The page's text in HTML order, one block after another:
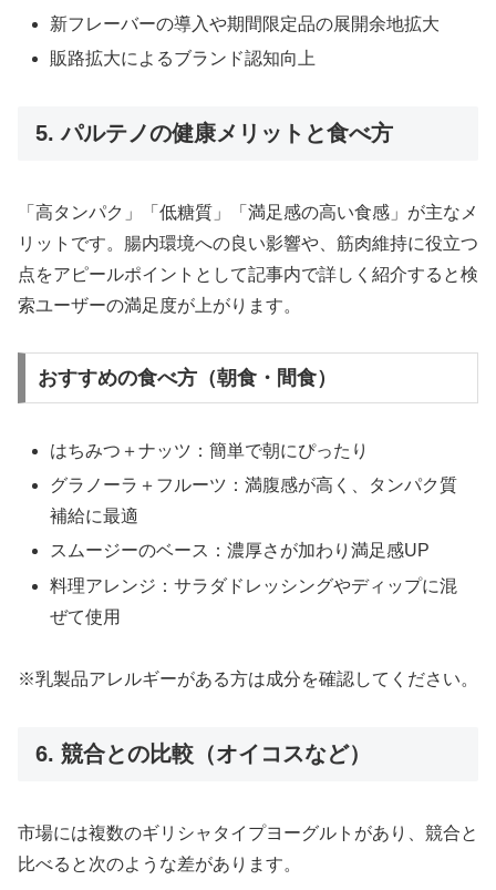
新フレーバーの導入や期間限定品の展開余地拡大
販路拡大によるブランド認知向上
5. パルテノの健康メリットと食べ方
「高タンパク」「低糖質」「満足感の高い食感」が主なメ
リットです。腸内環境への良い影響や、筋肉維持に役立つ
点をアピールポイントとして記事内で詳しく紹介すると検
索ユーザーの満足度が上がります。
おすすめの食べ方（朝食・間食）
はちみつ＋ナッツ：簡単で朝にぴったり
グラノーラ＋フルーツ：満腹感が高く、タンパク質
補給に最適
スムージーのベース：濃厚さが加わり満足感UP
料理アレンジ：サラダドレッシングやディップに混
ぜて使用
※乳製品アレルギーがある方は成分を確認してください。
6. 競合との比較（オイコスなど）
市場には複数のギリシャタイプヨーグルトがあり、競合と
比べると次のような差があります。